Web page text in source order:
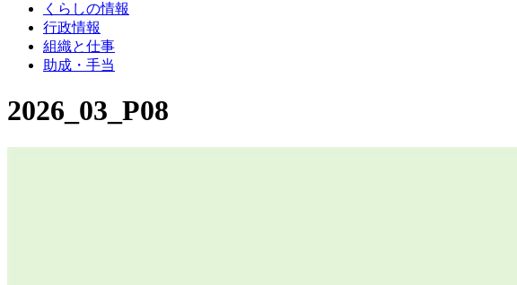
くらしの情報
行政情報
組織と仕事
助成・手当
2026_03_P08